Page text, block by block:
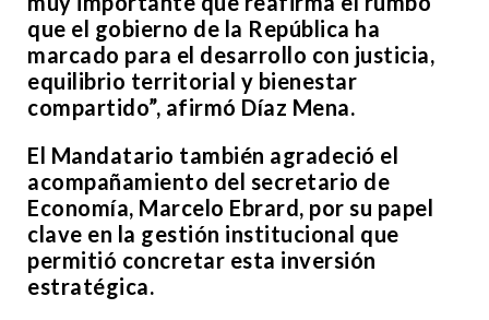
que el gobierno de la República ha
marcado para el desarrollo con justicia,
equilibrio territorial y bienestar
compartido”, afirmó Díaz Mena.
El Mandatario también agradeció el
acompañamiento del secretario de
Economía, Marcelo Ebrard, por su papel
clave en la gestión institucional que
permitió concretar esta inversión
estratégica.